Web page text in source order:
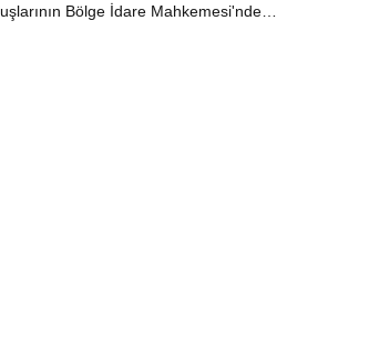
Bölge İdare Mahkemesi'nde…